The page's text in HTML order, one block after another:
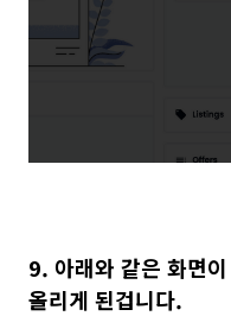
9. 아래와 같은 화면
올리게 된겁니다.